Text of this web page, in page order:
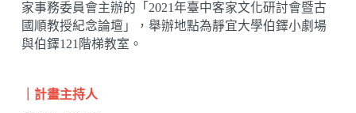
家事務委員會主辦的「2021年臺中客家文化研討會暨古
國順教授紀念論壇」，舉辦地點為靜宜大學伯鐸小劇場
與伯鐸121階梯教室。
｜計畫主持人